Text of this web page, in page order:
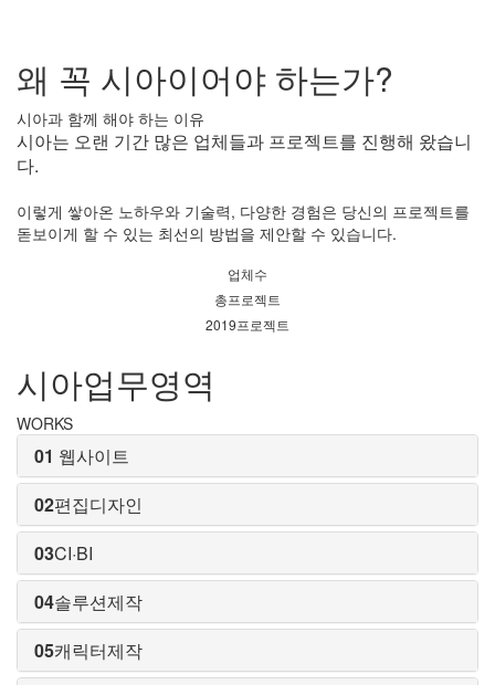
왜 꼭 시아이어야 하는가?
시아과 함께 해야 하는 이유
시아는 오랜 기간 많은 업체들과 프로젝트를 진행해 왔습니
다.
이렇게 쌓아온 노하우와 기술력, 다양한 경험은 당신의 프로젝트를
돋보이게 할 수 있는 최선의 방법을 제안할 수 있습니다.
업체수
총프로젝트
2019프로젝트
시아업무영역
WORKS
01 웹사이트
02편집디자인
03CI·BI
04솔루션제작
05캐릭터제작